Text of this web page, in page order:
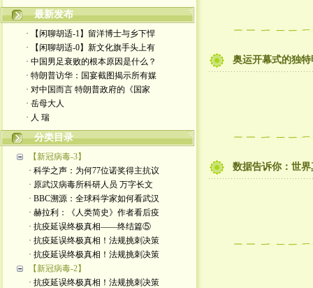
本博客所发布文章，
除特别注明者外，均为原创。
转载或制作视频，
须注明如下版权信息：
作者（格致夫）和出处（万维链接）
最新发布
· 【闲聊胡适-1】留洋博士与乡下悍
· 【闲聊胡适-0】新文化旗手头上有
· 中国男足衰败的根本原因是什么？
· 特朗普访华：国宴截图揭示所有媒
· 对中国而言 特朗普政府的《国家
· 岳母大人
· 人 瑞
分类目录
【新冠病毒-3】
· 科学之声：为何77位诺奖得主抗议
· 原武汉病毒所科研人员 万字长文
· BBC溯源：全球科学家如何看武汉
· 赫拉利：《人类简史》作者看后疫
· 抗疫延误终极真相——终结篇⑤
· 抗疫延误终极真相！法规挑刺决策
· 抗疫延误终极真相！法规挑刺决策
【新冠病毒-2】
· 抗疫延误终极真相！法规挑刺决策
奥运开幕式的独
数据告诉你：世